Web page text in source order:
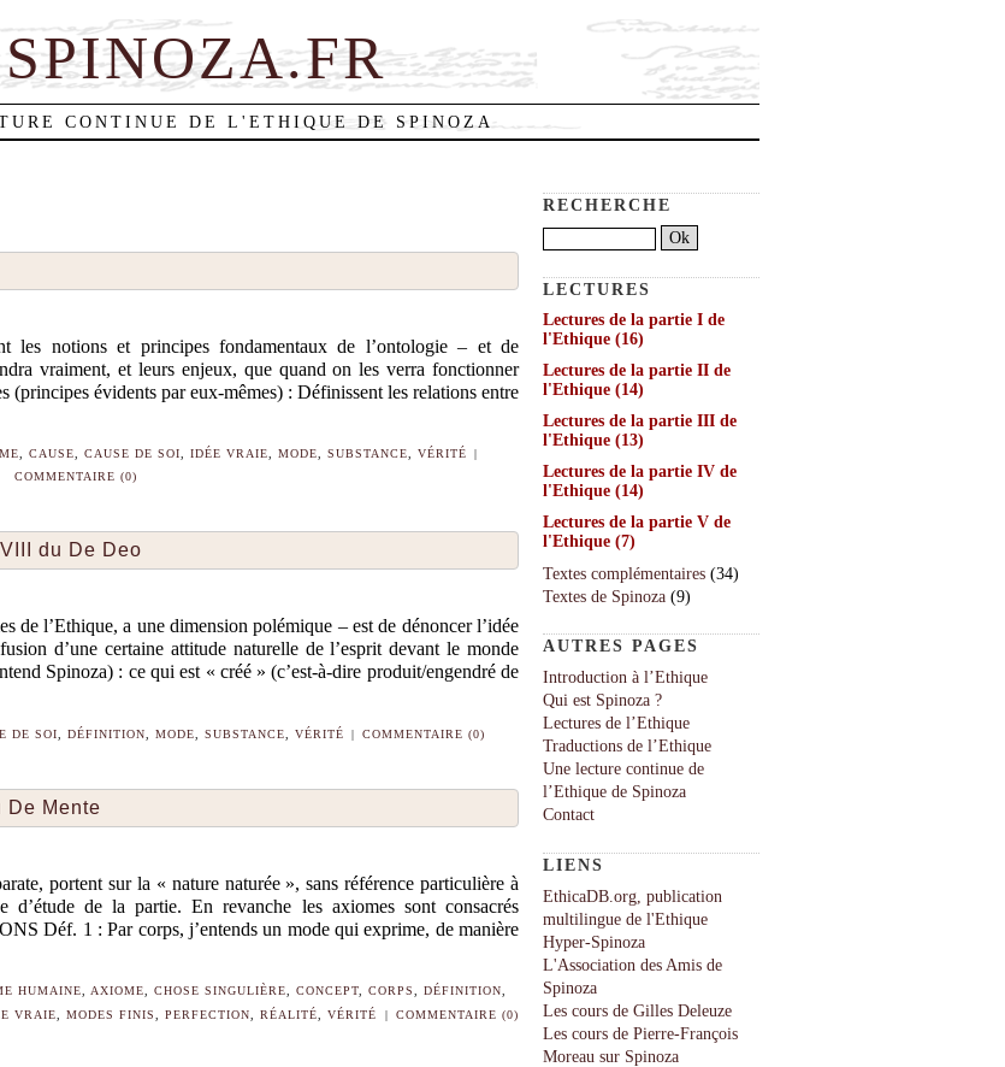
SPINOZA.FR
CONTINUE DE L'ETHIQUE DE SPINOZA
les notions et principes fondamentaux de l’ontologie – et de
vraiment, et leurs enjeux, que quand on les verra fonctionner
évidents par eux-mêmes) : Définissent les relations entre
, CAUSE, CAUSE DE SOI, IDÉE VRAIE, MODE, SUBSTANCE, VÉRITÉ
COMMENTAIRE (0)
du De Deo
de l’Ethique, a une dimension polémique – est de dénoncer l’idée
d’une certaine attitude naturelle de l’esprit devant le monde
Spinoza) : ce qui est « créé » (c’est-à-dire produit/engendré de
DE SOI DÉFINITION MODE SUBSTANCE VÉRITÉ | COMMENTAIRE (0)
De Mente
portent sur la « nature naturée », sans référence particulière à
d’étude de la partie. En revanche les axiomes sont consacrés
Déf. 1 : Par corps, j’entends un mode qui exprime, de manière
HUMAINE,AXIOME,CHOSE SINGULIÈRE,CONCEPT,CORPS,DÉFINITION,
VRAIE,MODES FINIS,PERFECTION,RÉALITÉ,VÉRITÉ COMMENTAIRE (0)
RECHERCHE
LECTURES
Lectures de la partie I de
l'Ethique (16)
Lectures de la partie II de
l'Ethique (14)
Lectures de la partie III de
l'Ethique (13)
Lectures de la partie IV de
l'Ethique (14)
Lectures de la partie V de
l'Ethique (7)
Textes complémentaires (34)
Textes de Spinoza (9)
AUTRES PAGES
Introduction à l’Ethique
Qui est Spinoza ?
Lectures de l’Ethique
Traductions de l’Ethique
Une lecture continue de
l’Ethique de Spinoza
Contact
LIENS
EthicaDB.org, publication
multilingue de l'Ethique
Hyper-Spinoza
L'Association des Amis de
Spinoza
Les cours de Gilles Deleuze
Les cours de Pierre-François
Moreau sur Spinoza